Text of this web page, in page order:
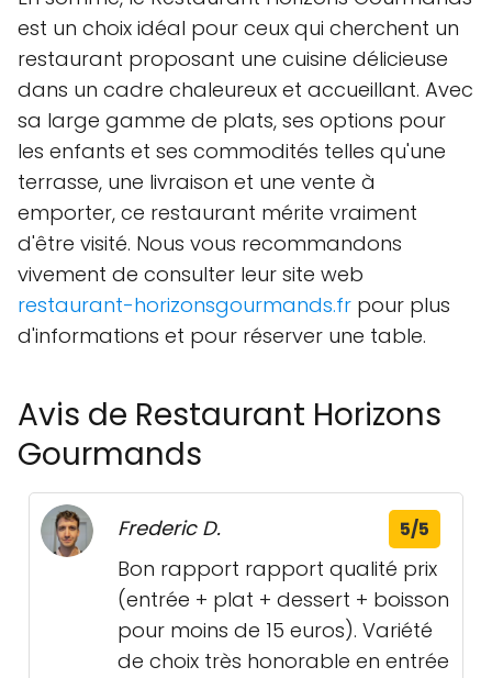
est un choix idéal pour ceux qui cherchent un
restaurant proposant une cuisine délicieuse
dans un cadre chaleureux et accueillant. Avec
sa large gamme de plats, ses options pour
les enfants et ses commodités telles qu'une
terrasse, une livraison et une vente à
emporter, ce restaurant mérite vraiment
d'être visité. Nous vous recommandons
vivement de consulter leur site web
restaurant-horizonsgourmands.fr pour plus
d'informations et pour réserver une table.
Avis de Restaurant Horizons
Gourmands
Frederic D. 5/5
Bon rapport rapport qualité prix
(entrée + plat + dessert + boisson
pour moins de 15 euros). Variété
de choix très honorable en entrée